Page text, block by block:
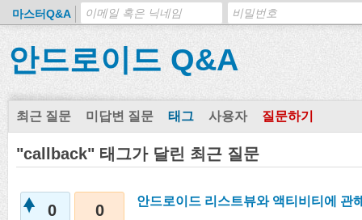
마스터Q&A
안드로이드 Q&A
최근 질문 미답변 질문 태그 사용자 질문하기
"callback" 태그가 달린 최근 질문
0 0
안드로이드 리스트뷰와 액티비티에 관